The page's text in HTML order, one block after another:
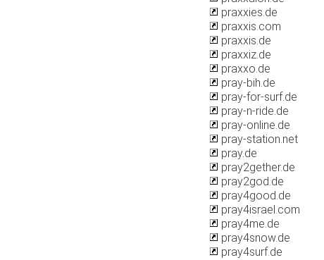
praxxies.de
praxxis.com
praxxis.de
praxxiz.de
praxxo.de
pray-bih.de
pray-for-surf.de
pray-n-ride.de
pray-online.de
pray-station.net
pray.de
pray2gether.de
pray2god.de
pray4good.de
pray4israel.com
pray4me.de
pray4snow.de
pray4surf.de